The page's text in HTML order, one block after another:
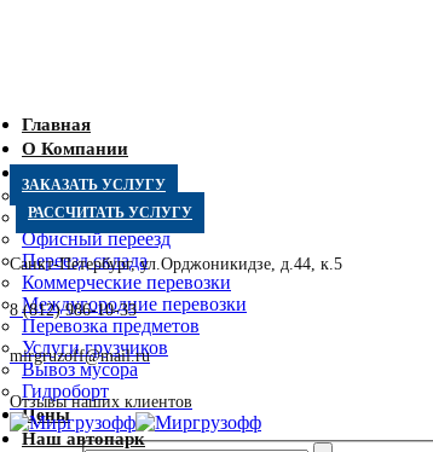
Главная
О Компании
Квартирный переезд
Дачный переезд
Офисный переезд
Переезд склада
Коммерческие перевозки
Междугородние перевозки
Перевозка предметов
Услуги грузчиков
Вывоз мусора
Гидроборт
Цены
Наш автопарк
ЗАКАЗАТЬ УСЛУГУ
РАССЧИТАТЬ УСЛУГУ
Санкт-Петербург, ул.Орджоникидзе, д.44, к.5
8 (812) 986-10-33
mirgruzoff@mail.ru
Отзывы наших клиентов